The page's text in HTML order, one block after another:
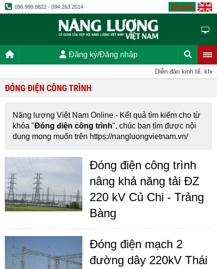
096.999.8822 - 094.263.2014 English
Đăng ký/Đăng nhập
Diễn đàn kinh tế,
ĐÓNG ĐIỆN CÔNG TRÌNH
Năng lượng Việt Nam Online - Kết quả tìm kiếm cho từ
khóa "Đóng điện công trình", chúc bạn tìm được nội
dung mong muốn trên https://nangluongvietnam.vn/
Đóng điện công trình
nâng khả năng tải ĐZ
220 kV Củ Chi - Trảng
Bàng
Đóng điện mạch 2
đường dây 220kV Thái